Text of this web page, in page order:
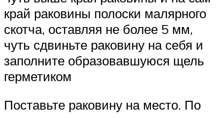
край раковины полоски малярного
скотча, оставляя не более 5 мм,
чуть сдвиньте раковину на себя и
заполните образовавшуюся щель
герметиком
Поставьте раковину на место. По